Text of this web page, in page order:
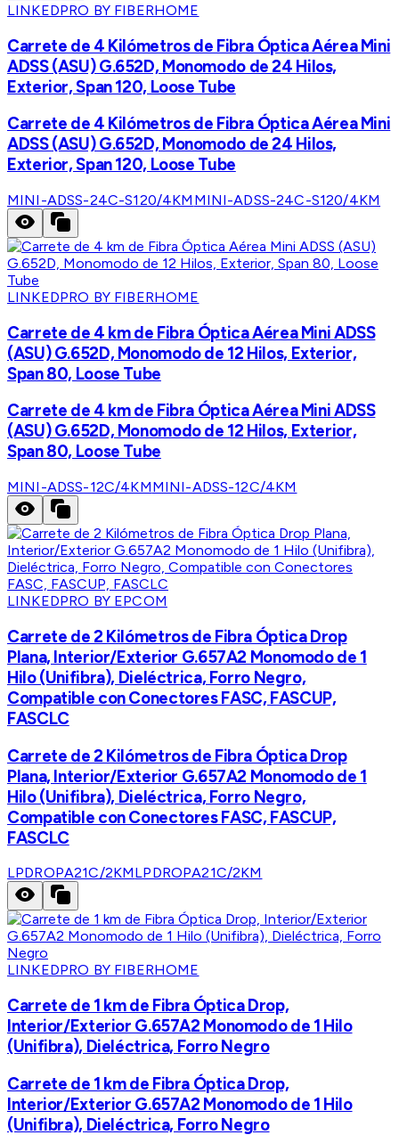
LINKEDPRO BY FIBERHOME
Carrete de 4 Kilómetros de Fibra Óptica Aérea Mini
ADSS (ASU) G.652D, Monomodo de 24 Hilos,
Exterior, Span 120, Loose Tube
Carrete de 4 Kilómetros de Fibra Óptica Aérea Mini
ADSS (ASU) G.652D, Monomodo de 24 Hilos,
Exterior, Span 120, Loose Tube
MINI-ADSS-24C-S120/4KM MINI-ADSS-24C-S120/4KM
LINKEDPRO BY FIBERHOME
Carrete de 4 km de Fibra Óptica Aérea Mini ADSS
(ASU) G.652D, Monomodo de 12 Hilos, Exterior,
Span 80, Loose Tube
Carrete de 4 km de Fibra Óptica Aérea Mini ADSS
(ASU) G.652D, Monomodo de 12 Hilos, Exterior,
Span 80, Loose Tube
MINI-ADSS-12C/4KMMINI-ADSS-12C/4KM
LINKEDPRO BY EPCOM
Carrete de 2 Kilómetros de Fibra Óptica Drop
Plana, Interior/Exterior G.657A2 Monomodo de 1
Hilo (Unifibra), Dieléctrica, Forro Negro,
Compatible con Conectores FASC, FASCUP,
FASCLC
Carrete de 2 Kilómetros de Fibra Óptica Drop
Plana, Interior/Exterior G.657A2 Monomodo de 1
Hilo (Unifibra), Dieléctrica, Forro Negro,
Compatible con Conectores FASC, FASCUP,
FASCLC
LPDROPA21C/2KMLPDROPA21C/2KM
LINKEDPRO BY FIBERHOME
Carrete de 1 km de Fibra Óptica Drop,
Interior/Exterior G.657A2 Monomodo de 1 Hilo
(Unifibra), Dieléctrica, Forro Negro
Carrete de 1 km de Fibra Óptica Drop,
Interior/Exterior G.657A2 Monomodo de 1 Hilo
(Unifibra), Dieléctrica, Forro Negro